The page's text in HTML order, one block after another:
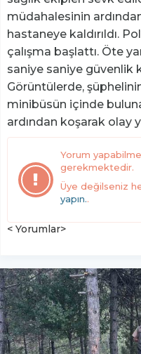
müdahalesinin
hastaneye kaldırıldı.
çalışma başlattı. Öte
saniye saniye güvenlik
Görüntülerde,
minibüsün içinde
ardından koşarak olay
Yorum
gerekmektedir.
Üye değilseniz
yapın..
< Yorumlar>